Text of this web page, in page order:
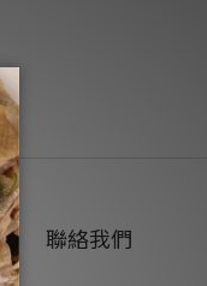
聯絡我們